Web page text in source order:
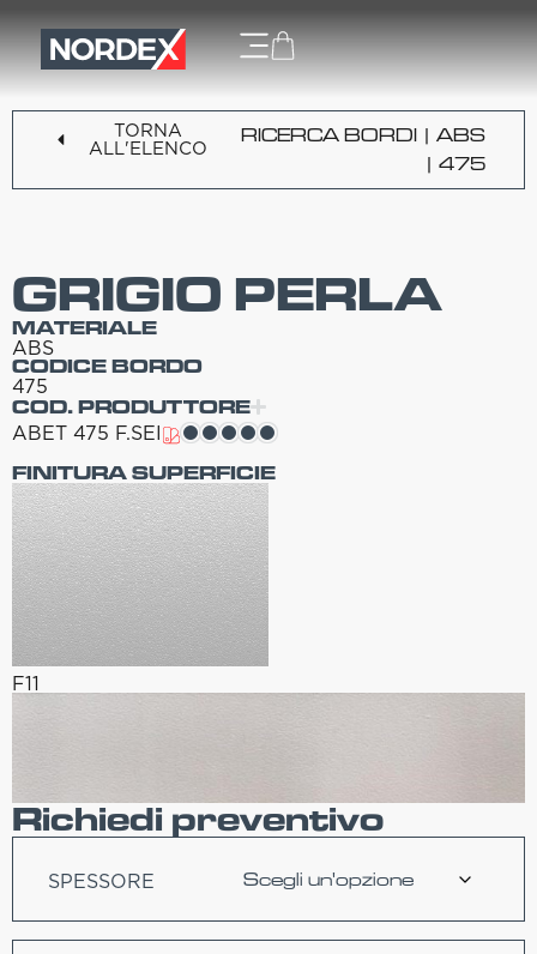
TORNA
ALL'ELENCO
RICERCA BORDI | ABS
| 475
GRIGIO PERLA
MATERIALE
ABS
CODICE BORDO
475
COD. PRODUTTORE
ABET 475 F.SEI
FINITURA SUPERFICIE
F11
Richiedi preventivo
SPESSORE